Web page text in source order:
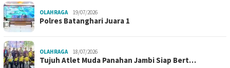
OLAHRAGA 19/07/2026
Polres Batanghari Juara 1
OLAHRAGA 18/07/2026
Tujuh Atlet Muda Panahan Jambi Siap Bert…